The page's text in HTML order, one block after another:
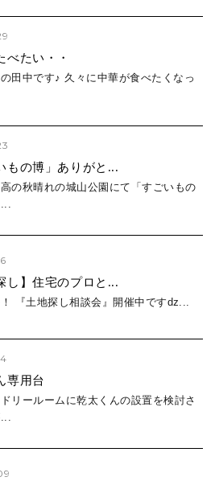
べたい・・
田中です♪ 久々に中華が食べたくなっ
もの博」ありがと...
の秋晴れの城山公園にて「すごいもの
し】住宅のプロと...
『土地探し相談会』開催中ですǳ...
専用台
リールームに乾太くんの設置を検討さ